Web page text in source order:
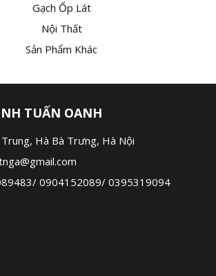
Gạch Ốp Lát
Nội Thất
Sản Phẩm Khác
TUẤN OANH
Hà Bà Trưng, Hà Nội
/ 0904152089/ 0395319094